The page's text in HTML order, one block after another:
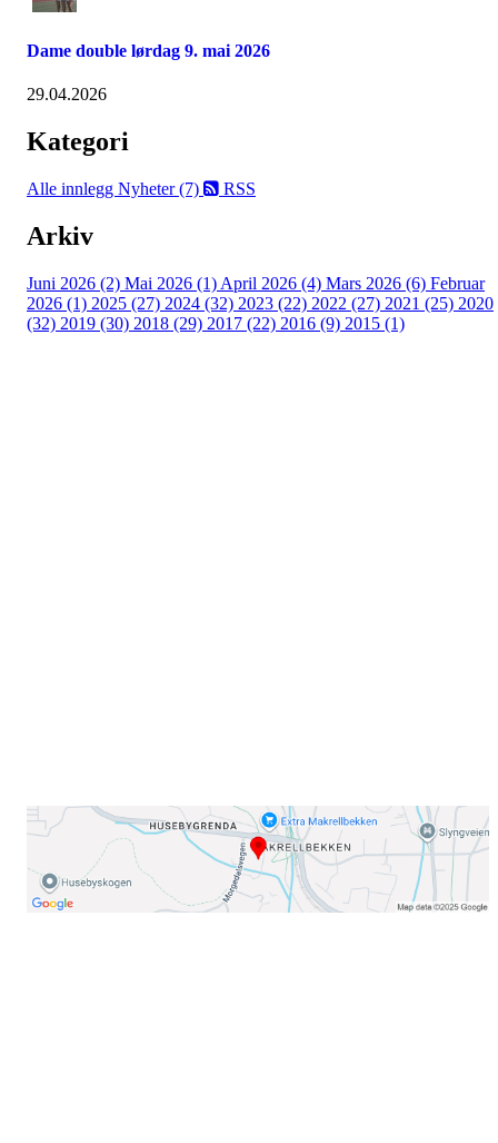
Dame double lørdag 9. mai 2026
29.04.2026
Kategori
Alle innlegg Nyheter (7) RSS
Arkiv
Juni 2026 (2) Mai 2026 (1) April 2026 (4) Mars 2026 (6) Februar
2026 (1) 2025 (27) 2024 (32) 2023 (22) 2022 (27) 2021 (25) 2020
(32) 2019 (30) 2018 (29) 2017 (22) 2016 (9) 2015 (1)